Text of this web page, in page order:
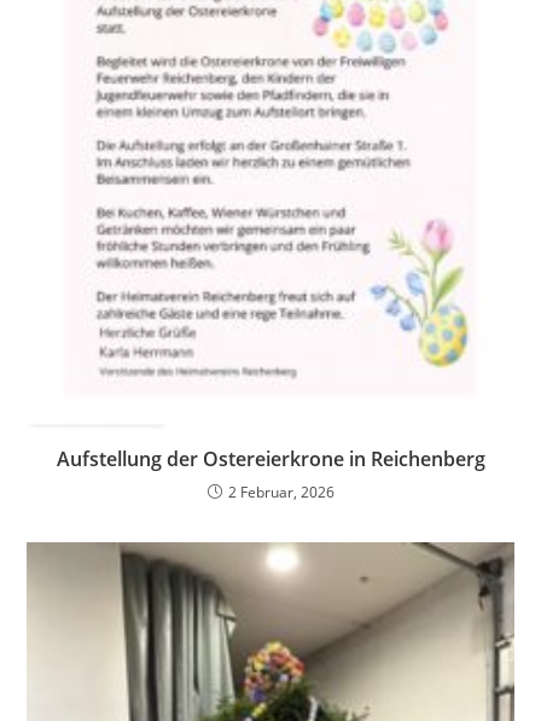
Aufstellung der Ostereierkrone in Reichenberg
2 Februar, 2026